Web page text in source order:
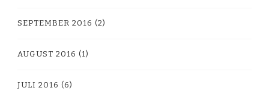
SEPTEMBER 2016 (2)
AUGUST 2016 (1)
JULI 2016 (6)